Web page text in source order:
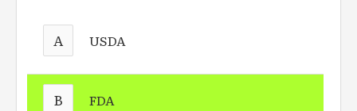
A USDA
B FDA